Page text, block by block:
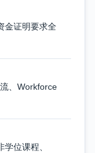
金证明要求全
、Workforce
位课程、